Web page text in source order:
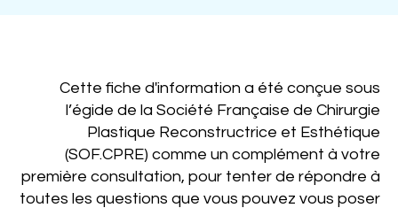
Cette fiche d'information a été conçue sous
l’égide de la Société Française de Chirurgie
Plastique Reconstructrice et Esthétique
(SOF.CPRE) comme un complément à votre
première consultation, pour tenter de répondre à
toutes les questions que vous pouvez vous poser